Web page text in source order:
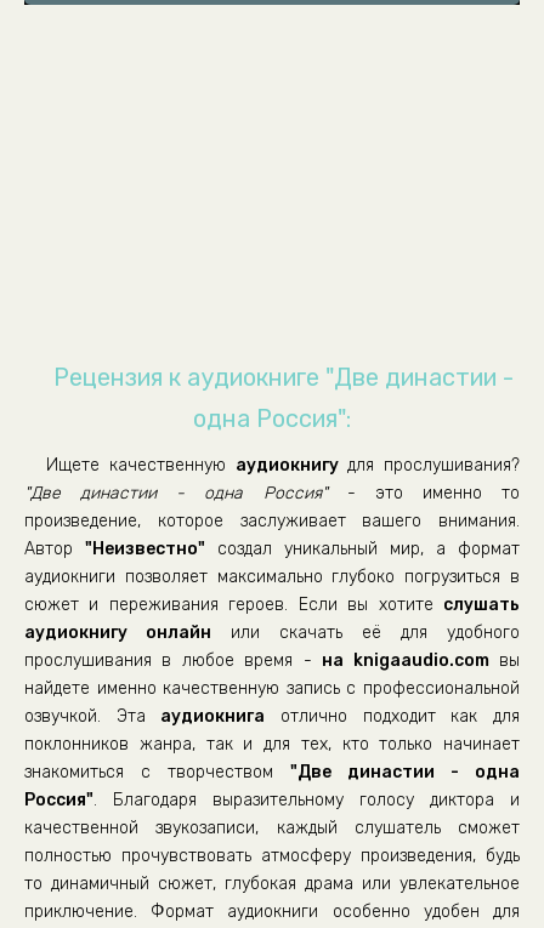
08
Рецензия к аудиокниге "Две династии -
одна Россия":
Ищете качественную аудиокнигудля прослушивания?
"Две династии - одна Россия"- это именно то
произведение, которое заслуживает вашего внимания.
Автор "Неизвестно" создал уникальный мир, а формат
аудиокниги позволяет максимально глубоко погрузиться в
сюжет и переживания героев. Если вы хотите слушать
аудиокнигу онлайн или скачать её для удобного
прослушивания в любое время - на knigaaudio.comвы
найдете именно качественную запись с профессиональной
озвучкой. Эта аудиокнига отлично подходит как для
поклонников жанра, так и для тех, кто только начинает
знакомиться с творчеством "Две династии - одна
Россия". Благодаря выразительному голосу диктора и
качественной звукозаписи, каждый слушатель сможет
полностью прочувствовать атмосферу произведения, будь
то динамичный сюжет, глубокая драма или увлекательное
приключение. Формат аудиокниги особенно удобен для